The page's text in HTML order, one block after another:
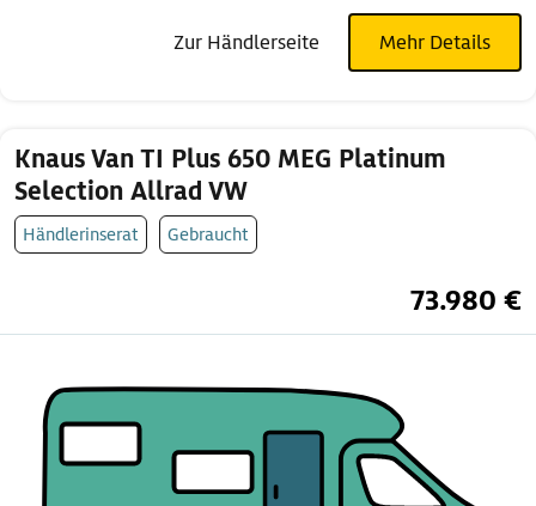
Zur Händlerseite Mehr Details
Knaus Van TI Plus 650 MEG Platinum
Selection Allrad VW
Händlerinserat Gebraucht
73.980 €